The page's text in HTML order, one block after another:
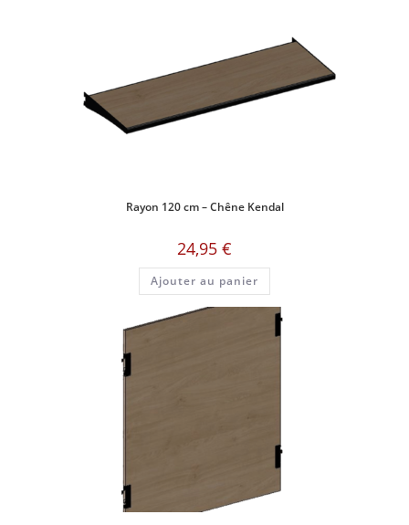
Rayon 120 cm – Chêne Kendal
24,95 €
Ajouter au panier